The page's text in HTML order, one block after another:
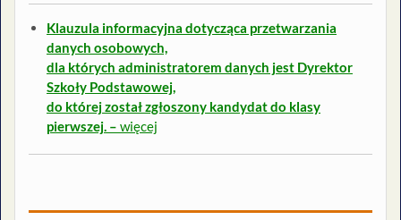
Klauzula informacyjna dotycząca przetwarzania
danych osobowych,
dla których administratorem danych jest Dyrektor
Szkoły Podstawowej,
do której zostałzgłoszony kandydat do klasy
pierwszej. – więcej